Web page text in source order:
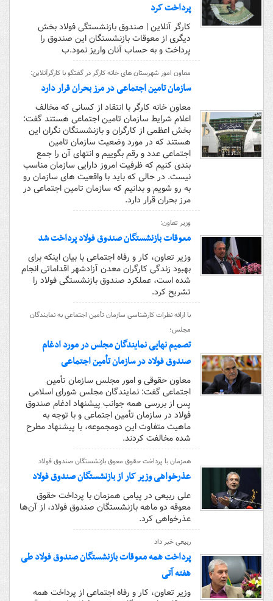
پرداخت کرد
کارگر آنلاین | صندوق بازنشستگی فولاد بخش
دیگری از معوقات بازنشستگان این صندوق را
پرداخت و به حساب آنان واریز نمود.ب
معاون امور شهرستان های خانه کارگر در گفتگو با کارگرآنلاین:
سازمان تامین اجتماعی در مرز بحران قرار دارد
معاون خانه کارگر با انتقاد از کسانی که مخالف
اعلام شرایط سازمان تامین اجتماعی هستند گفت:
بخش اعظمی از کارگران و بازنشستگان نگران این
هستند که در مورد وضعیت سازمان تامین
اجتماعی عدد و رقم بگوییم و انتهای آن را جمع
بندی کنیم که ظرفیت امروز دارایی سازمان مناسب
نیست. در حالی که باید با واقعیت های سازمان رو
به رو شویم و بدانیم که سازمان تامین اجتماعی در
مرز بحران قرار دارد.
وزیر تعاون:
معوقات بازنشستگان صندوق فولاد پرداخت شد
وزیر تعاون، کار و رفاه اجتماعی با بیان اینکه برای
بهبود زندگی کارگران معدن آزادشهر اقداماتی انجام
شده است، عملکرد صندوق بازنشستگی فولاد را
تشریح کرد.
با ارائه نظرات کارشناسی سازمان تأمین اجتماعی به نمایندگان
مجلس؛
تصمیم نهایی نمایندگان مجلس در مورد ادغام
صندوق فولاد در سازمان تأمین اجتماعی
معاون حقوقی و امور مجلس سازمان تأمین
اجتماعی گفت: نمایندگان مجلس شورای اسلامی
پس از بررسی همه جوانب پیشنهاد ادغام صندوق
فولاد در سازمان تأمین اجتماعی و با توجه به
ماهیت متفاوت این دومجموعه، با پیشنهاد مطرح
شده مخالفت کردند.
همزمان با پرداخت حقوق معوق بازنشستگان صندوق فولاد
عذرخواهی وزیر کار از بازنشستگان صندوق فولاد
علی ربیعی در پیامی همزمان با پرداخت حقوق
معوقه دو ماهه بازنشستگان صندوق فولاد، از آن‌ها
عذرخواهی کرد.
ربیعی خبر داد
پرداخت همه معوقات بازنشستگان صندوق فولاد طی
هفته آتی
وزیر تعاون، کار و رفاه اجتماعی از پرداخت همه